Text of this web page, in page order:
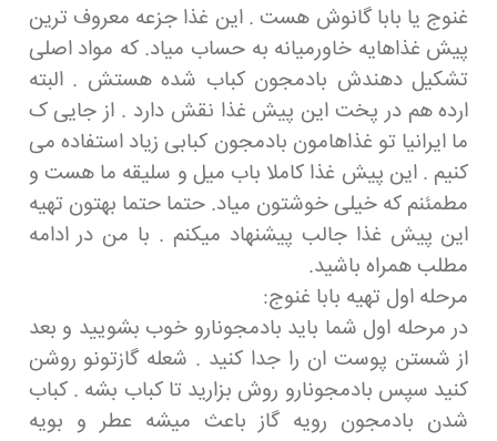
غنوج یا بابا گانوش هست . این غذا جزعه معروف ترین
پیش غذاهایه خاورمیانه به حساب میاد. که مواد اصلی
تشکیل دهندش بادمجون کباب شده هستش . البته
ارده هم در پخت این پیش غذا نقش دارد . از جایی ک
ما ایرانیا تو غذاهامون بادمجون کبابی زیاد استفاده می
کنیم . این پیش غذا کاملا باب میل و سلیقه ما هست و
مطمئنم که خیلی خوشتون میاد. حتما حتما بهتون تهیه
این پیش غذا جالب پیشنهاد میکنم . با من در ادامه
مطلب همراه باشید.
مرحله اول تهیه بابا غنوج:
در مرحله اول شما باید بادمجونارو خوب بشویید و بعد
از شستن پوست ان را جدا کنید . شعله گازتونو روشن
کنید سپس بادمجونارو روش بزارید تا کباب بشه . کباب
شدن بادمجون رویه گاز باعث میشه عطر و بویه